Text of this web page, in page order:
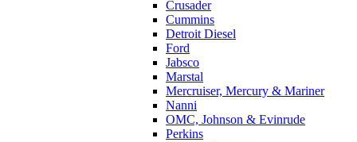
Crusader
Cummins
Detroit Diesel
Ford
Jabsco
Marstal
Mercruiser, Mercury & Mariner
Nanni
OMC, Johnson & Evinrude
Perkins